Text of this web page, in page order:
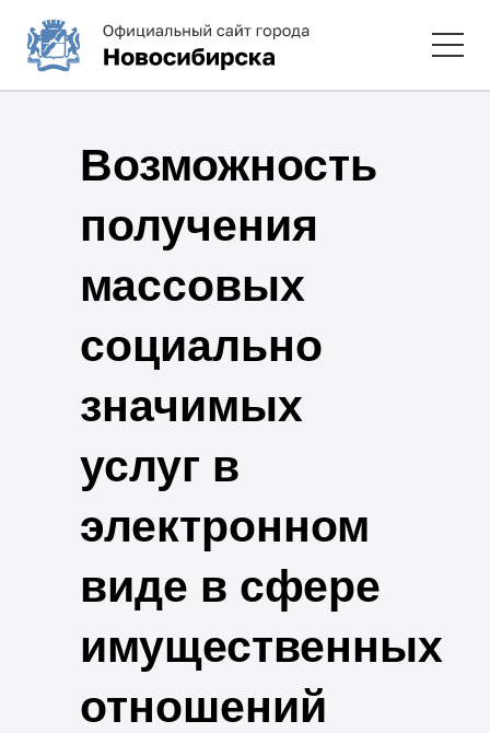
Возможность
получения
массовых
социально
значимых
услуг в
электронном
виде в сфере
имущественных
отношений